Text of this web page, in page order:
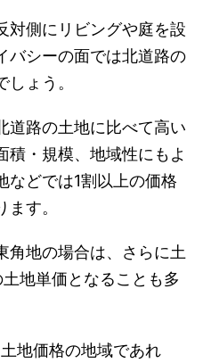
対側にリビングや庭を設
バシーの面では北道路の
ょう。
道路の土地に比べて高い
積・規模、地域性にもよ
などでは1割以上の価格
す。
角地の場合は、さらに土
地単価となることも多
地価格の地域であれ